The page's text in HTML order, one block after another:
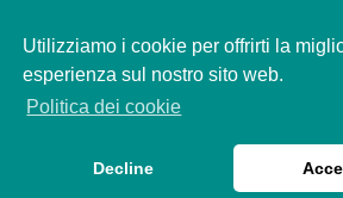
Utilizziamo i cookie per offrirti la
esperienza sul nostro sito web.
Politica dei cookie
Decline